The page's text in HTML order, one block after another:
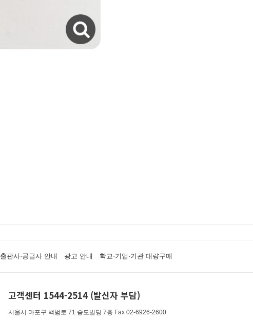
출판사·공급사 안내 광고 안내 학교·기업·기관 대량구매
고객센터 1544-2514 (발신자 부담)
서울시 마포구 백범로 71 숨도빌딩 7층 Fax 02-6926-2600